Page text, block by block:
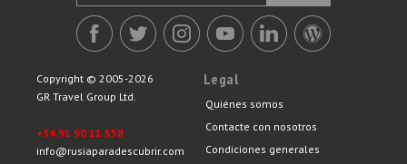
Copyright © 2005-2026
GR Travel Group Ltd.
+34 91 90 11 558
info@rusiaparadescubrir.com
Legal
Quiénes somos
Contacte con nosotros
Condiciones generales